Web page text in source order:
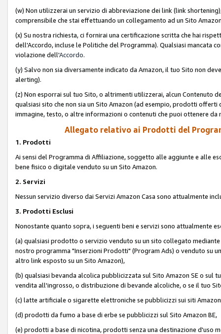
(w) Non utilizzerai un servizio di abbreviazione dei link (link
comprensibile che stai effettuando un collegamento ad un Sito
(x) Su nostra richiesta, ci fornirai una certificazione scritta che hai
dell'Accordo, incluse le Politiche del Programma). Qualsiasi mancata
violazione dell'Accordo.
(y) Salvo non sia diversamente indicato da Amazon, il tuo Sito non
alerting).
(z) Non esporrai sul tuo Sito, o altrimenti utilizzerai, alcun Contenuto
qualsiasi sito che non sia un Sito Amazon (ad esempio, prodotti
immagine, testo, o altre informazioni o contenuti che puoi ottenere da
Allegato relativo ai Prodotti del
1. Prodotti
Ai sensi del Programma di Affiliazione, soggetto alle aggiunte e alle
bene fisico o digitale venduto su un Sito Amazon.
2. Servizi
Nessun servizio diverso dai Servizi Amazon Casa sono attualmente
3. Prodotti Esclusi
Nonostante quanto sopra, i seguenti beni e servizi sono attualmente
(a) qualsiasi prodotto o servizio venduto su un sito collegato
nostro programma "Inserzioni Prodotti" (Program Ads) o venduto su
altro link esposto su un Sito Amazon),
(b) qualsiasi bevanda alcolica pubblicizzata sul Sito Amazon SE o sul
vendita all'ingrosso, o distribuzione di bevande alcoliche, o se il tuo
(c) latte artificiale o sigarette elettroniche se pubblicizzi sui siti Amazon
(d) prodotti da fumo a base di erbe se pubblicizzi sul Sito Amazon BE,
(e) prodotti a base di nicotina, prodotti senza una destinazione d'uso